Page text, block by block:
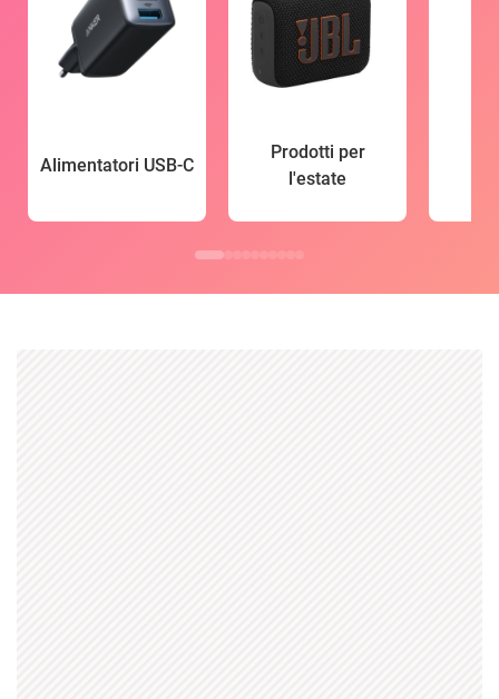
Alimentatori USB-C
Prodotti per
l'estate